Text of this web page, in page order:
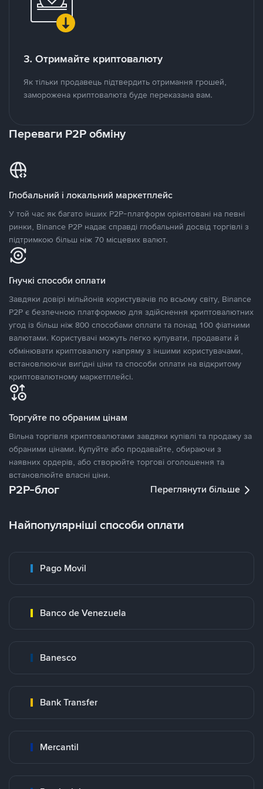
3. Отримайте криптовалюту
Як тільки продавець підтвердить отримання грошей,
заморожена криптовалюта буде переказана вам.
Переваги P2P обміну
Глобальний і локальний маркетплейс
У той час як багато інших P2P-платформ орієнтовані на певні
ринки, Binance P2P надає справді глобальний досвід торгівлі з
підтримкою більш ніж 70 місцевих валют.
Гнучкі способи оплати
Завдяки довірі мільйонів користувачів по всьому світу, Binance
P2P є безпечною платформою для здійснення криптовалютних
угод із більш ніж 800 способами оплати та понад 100 фіатними
валютами. Користувачі можуть легко купувати, продавати й
обмінювати криптовалюту напряму з іншими користувачами,
встановлюючи вигідні ціни та способи оплати на відкритому
криптовалютному маркетплейсі.
Торгуйте по обраним цінам
Вільна торгівля криптовалютами завдяки купівлі та продажу за
обраними цінами. Купуйте або продавайте, обираючи з
наявних ордерів, або створюйте торгові оголошення та
встановлюйте власні ціни.
P2P-блог Переглянути більше
Найпопулярніші способи оплати
Pago Movil
Banco de Venezuela
Banesco
Bank Transfer
Mercantil